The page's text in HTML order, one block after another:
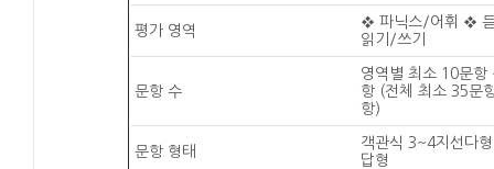
평가 영역
❖ 파닉스/어휘 ❖
읽기/쓰기
문항 수
영역별 최소 10문항
항 (전체 최소 35문
항)
문항 형태
객관식 3~4지선다
답형